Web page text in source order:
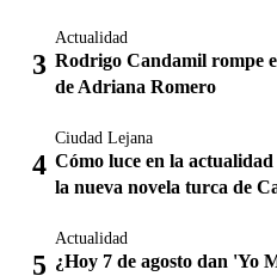
Actualidad
Rodrigo Candamil rompe
de Adriana Romero
Ciudad Lejana
Cómo luce en la
la nueva novela turca de
Actualidad
¿Hoy 7 de agosto dan 'Yo